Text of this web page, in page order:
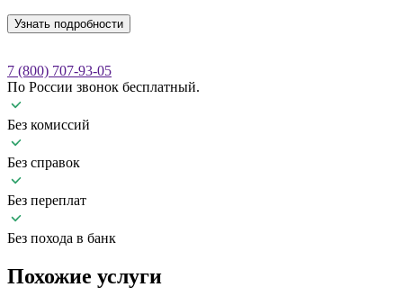
Узнать подробности
7 (800) 707-93-05
По России звонок бесплатный.
Без комиссий
Без справок
Без переплат
Без похода в банк
Похожие услуги